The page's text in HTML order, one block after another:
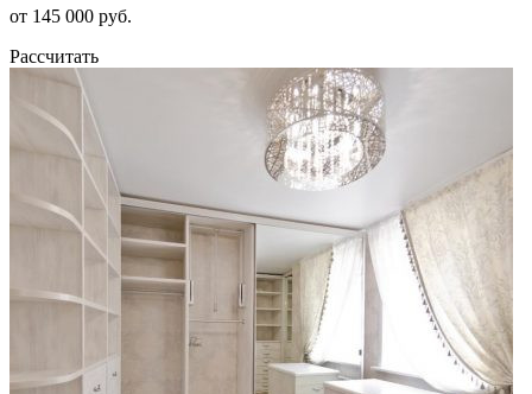
от 145 000 руб.
Рассчитать